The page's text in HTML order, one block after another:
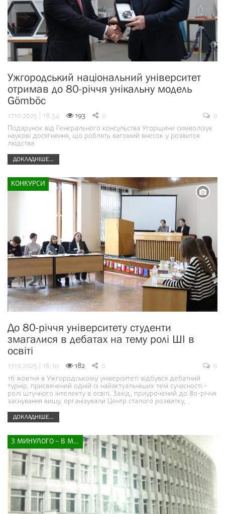
Ужгородський національний університет
отримав до 80-річчя унікальну модель
Gömböc
17.10.2025 | 18:54 193 0
0
Подарунок від Генерального консульства Угорщини символізує
наукові досягнення, що роблять вагомий внесок у розвиток
людства
ДОКЛАДНІШЕ...
КОНКУРСИ
До 80-річчя університету студенти
змагалися в дебатах на тему ролі ШІ в
освіті
17.10.2025 | 16:10 182 0
0
16 жовтня в Ужгородському університеті відбувся дебатний
турнір, присвячений одній із найактуальніших тем сучасності –
ролі штучного інтелекту в освіті. Захід, приурочений до 80-річчя
заснування вишу, організували Центр сталого розвитку,…
ДОКЛАДНІШЕ...
З МИНУЛОГО – В МАЙБУТНЄ